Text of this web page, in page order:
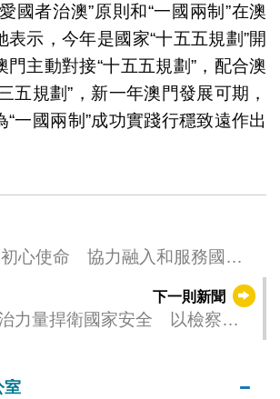
國者治澳”原則和“一國兩制”在澳
表示，今年是國家“十五五規劃”開
門主動對接“十五五規劃”，配合澳
五規劃”，新一年澳門發展可期，
“一國兩制”成功實踐行穩致遠作出
心使命 協力融入和服務國家
下一則新聞
力量捍衛國家安全 以檢察擔
室